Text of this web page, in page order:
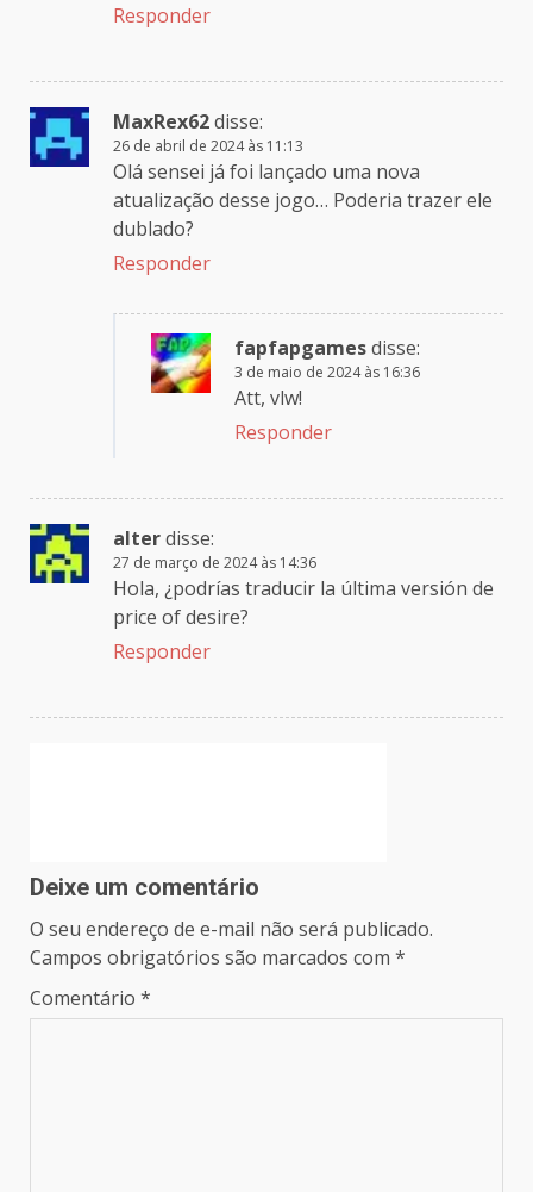
Responder
MaxRex62disse:
26 de abril de 2024 às 11:13
Olá sensei já foi lançado uma nova
atualização desse jogo… Poderia trazer ele
dublado?
Responder
fapfapgamesdisse:
3 de maio de 2024 às 16:36
Att, vlw!
Responder
alterdisse:
27 de março de 2024 às 14:36
Hola, ¿podrías traducir la última versión de
price of desire?
Responder
Deixe um comentário
O seu endereço de e-mail não será publicado.
Campos obrigatórios são marcados com *
Comentário *